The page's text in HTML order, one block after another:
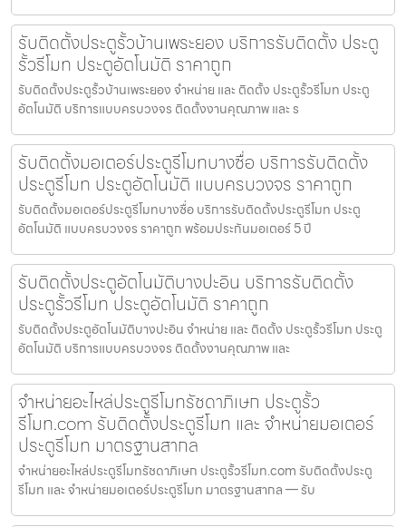
รับติดตั้งประตูรั้วบ้านเพระยอง บริการรับติดตั้ง ประตู
รั้วรีโมท ประตูอัตโนมัติ ราคาถูก
รับติดตั้งประตูรั้วบ้านเพระยอง จำหน่าย และ ติดตั้ง ประตูรั้วรีโมท ประตู
อัตโนมัติ บริการแบบครบวงจร ติดตั้งงานคุณภาพ และ ร
รับติดตั้งมอเตอร์ประตูรีโมทบางซื่อ บริการรับติดตั้ง
ประตูรีโมท ประตูอัตโนมัติ แบบครบวงจร ราคาถูก
รับติดตั้งมอเตอร์ประตูรีโมทบางซื่อ บริการรับติดตั้งประตูรีโมท ประตู
อัตโนมัติ แบบครบวงจร ราคาถูก พร้อมประกันมอเตอร์ 5 ปี
รับติดตั้งประตูอัตโนมัติบางปะอิน บริการรับติดตั้ง
ประตูรั้วรีโมท ประตูอัตโนมัติ ราคาถูก
รับติดตั้งประตูอัตโนมัติบางปะอิน จำหน่าย และ ติดตั้ง ประตูรั้วรีโมท ประตู
อัตโนมัติ บริการแบบครบวงจร ติดตั้งงานคุณภาพ และ
จำหน่ายอะไหล่ประตูรีโมทรัชดาภิเษก ประตูรั้ว
รีโมท.com รับติดตั้งประตูรีโมท และ จำหน่ายมอเตอร์
ประตูรีโมท มาตรฐานสากล
จำหน่ายอะไหล่ประตูรีโมทรัชดาภิเษก ประตูรั้วรีโมท.com รับติดตั้งประตู
รีโมท และ จำหน่ายมอเตอร์ประตูรีโมท มาตรฐานสากล — รับ